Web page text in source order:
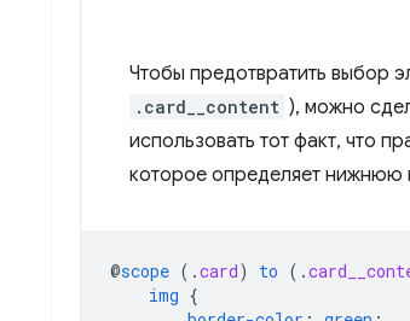
Чтобы предотвратить выбор
.card__content ), можно
использовать тот факт, что
которое определяет нижнюю
@scope ( .card) to ( .
img {